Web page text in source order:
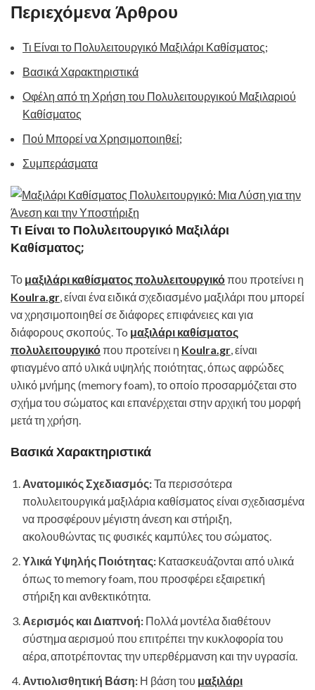
Περιεχόμενα Άρθρου
Τι Είναι το Πολυλειτουργικό Μαξιλάρι Καθίσματος;
Βασικά Χαρακτηριστικά
Οφέλη από τη Χρήση του Πολυλειτουργικού Μαξιλαριού
Καθίσματος
Πού Μπορεί να Χρησιμοποιηθεί;
Συμπεράσματα
Τι Είναι το Πολυλειτουργικό Μαξιλάρι
Καθίσματος;
Το μαξιλάρι καθίσματος πολυλειτουργικόπου προτείνει η
Koulra.gr, είναι ένα ειδικά σχεδιασμένο μαξιλάρι που μπορεί
να χρησιμοποιηθεί σε διάφορες επιφάνειες και για
διάφορους σκοπούς. To μαξιλάρι καθίσματος
πολυλειτουργικόπου προτείνει η Koulra.gr, είναι
φτιαγμένο από υλικά υψηλής ποιότητας, όπως αφρώδες
υλικό μνήμης (memory foam), το οποίο προσαρμόζεται στο
σχήμα του σώματος και επανέρχεται στην αρχική του μορφή
μετά τη χρήση.
Βασικά Χαρακτηριστικά
Ανατομικός Σχεδιασμός:Τα περισσότερα
πολυλειτουργικά μαξιλάρια καθίσματος είναι σχεδιασμένα
να προσφέρουν μέγιστη άνεση και στήριξη,
ακολουθώντας τις φυσικές καμπύλες του σώματος.
Υλικά Υψηλής Ποιότητας: Κατασκευάζονται από υλικά
όπως το memory foam, που προσφέρει εξαιρετική
στήριξη και ανθεκτικότητα.
Αερισμός και Διαπνοή: Πολλά μοντέλα διαθέτουν
σύστημα αερισμού που επιτρέπει την κυκλοφορία του
αέρα, αποτρέποντας την υπερθέρμανση και την υγρασία.
Αντιολισθητική Βάση: Η βάση του μαξιλάρι